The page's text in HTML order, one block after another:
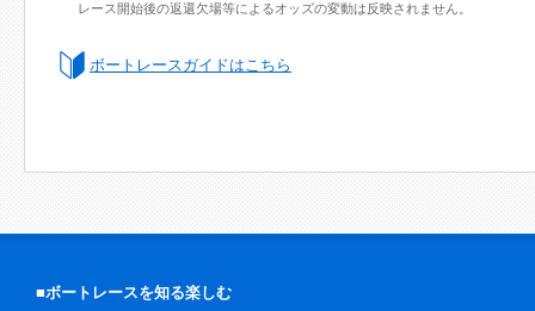
レース開始後の返還欠場等によるオッズの変動は反映されません。
ボートレースガイドはこちら
■ボートレースを知る楽しむ